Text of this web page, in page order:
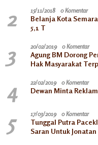
2 15/11/2018 0 Komentar
Belanja Kota
5,1 T
3 20/02/2019 0 Komentar
Agung BM Dorong
Hak Masyarakat
4 22/02/2019 0 Komentar
Dewan Minta
5 17/03/2019 0 Komentar
Tunggal Putra
Saran Untuk